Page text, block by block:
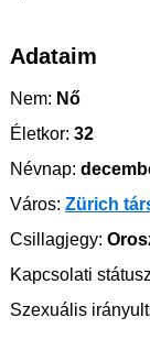
Adataim
Nem: Nő
Életkor: 32
Névnap:
Város: Zürich
Csillagjegy:
Kapcsolati
Szexuális